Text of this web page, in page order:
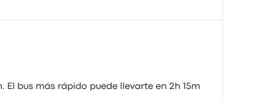
El bus más rápido puede llevarte en 2h 15m